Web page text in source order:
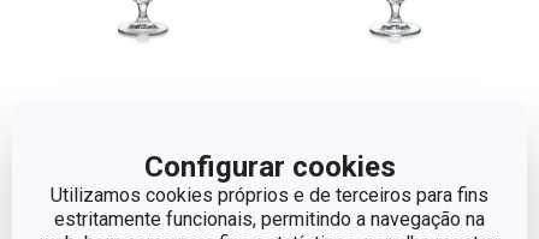
Configurar cookies
Utilizamos cookies próprios e de terceiros para fins
estritamente funcionais, permitindo a navegação na
€ 7,90
500 ml
€ 7,90